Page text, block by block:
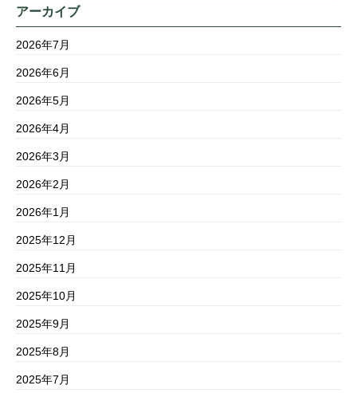
アーカイブ
2026年7月
2026年6月
2026年5月
2026年4月
2026年3月
2026年2月
2026年1月
2025年12月
2025年11月
2025年10月
2025年9月
2025年8月
2025年7月